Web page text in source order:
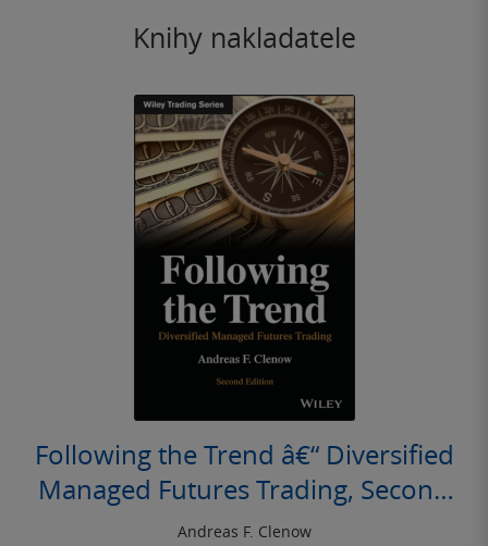
Knihy nakladatele
Following the Trend â€“ Diversified
Managed Futures Trading, Second
Edition
Andreas F. Clenow